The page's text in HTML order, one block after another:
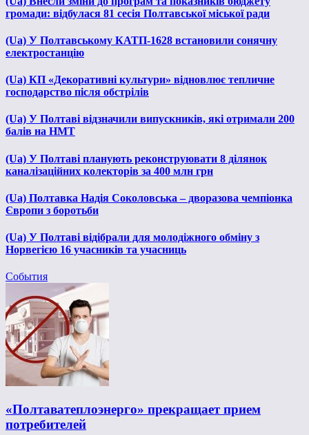
громади: відбулася 81 сесія Полтавської міської ради
(Ua) У Полтавському КАТП-1628 встановили сонячну
електростанцію
(Ua) КП «Декоративні культури» відновлює тепличне
господарство після обстрілів
(Ua) У Полтаві відзначили випускників, які отримали 200
балів на НМТ
(Ua) У Полтаві планують реконструювати 8 ділянок
каналізаційних колекторів за 400 млн грн
(Ua) Полтавка Надія Соколовська – дворазова чемпіонка
Європи з боротьби
(Ua) У Полтаві відібрали для молодіжного обміну з
Норвегією 16 учасників та учасниць
События
«Полтаватеплоэнерго» прекращает прием
потребителей